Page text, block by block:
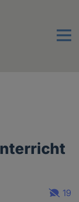
Menu
19